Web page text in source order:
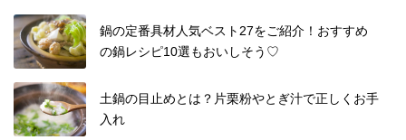
鍋の定番具材人気ベスト27をご紹介！おすすめ
の鍋レシピ10選もおいしそう♡
土鍋の目止めとは？片栗粉やとぎ汁で正しくお手
入れ